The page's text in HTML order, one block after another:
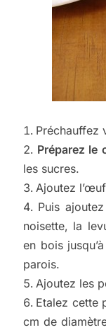
Préchauffez
Préparez le
les sucres.
Ajoutez
Puis
noisette, la
en bois
parois.
Ajoutez les
Etalez cette
cm de